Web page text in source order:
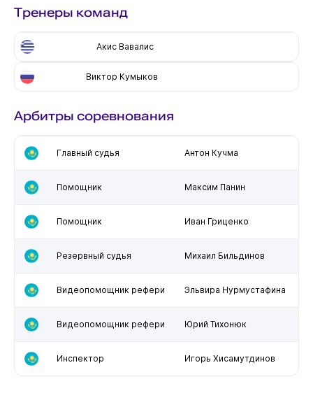
Тренеры команд
Акис Вавалис
Виктор Кумыков
Арбитры соревнования
Главный судья Антон Кучма
Помощник Максим Панин
Помощник Иван Гриценко
Резервный судья Михаил Бильдинов
Видеопомощник рефери Эльвира Нурмустафина
Видеопомощник рефери Юрий Тихонюк
Инспектор Игорь Хисамутдинов